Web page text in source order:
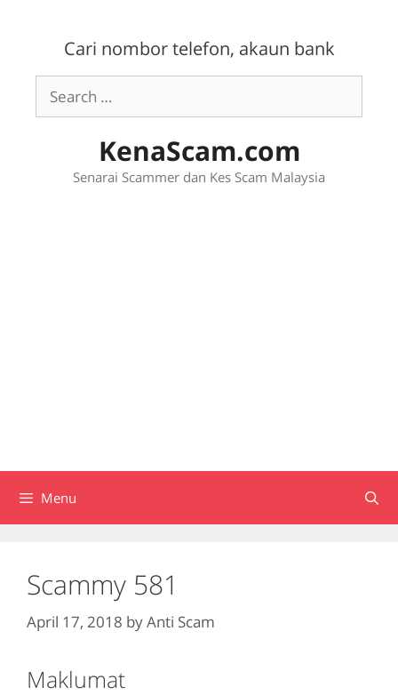
Cari nombor telefon, akaun bank
Search
for:
KenaScam.com
Senarai Scammer dan Kes Scam Malaysia
Menu
Scammy 581
April 17, 2018 byAnti Scam
Maklumat